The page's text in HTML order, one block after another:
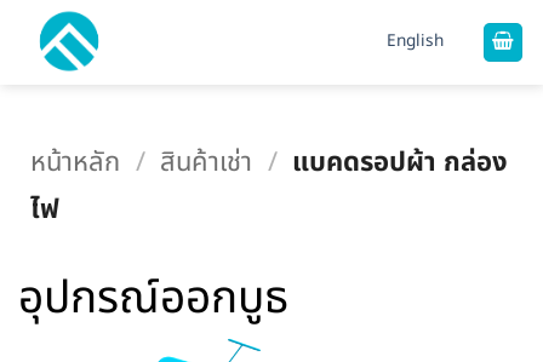
English
หน้าหลัก / สินค้าเช่า / แบคดรอปผ้า กล่อง
ไฟ
อุปกรณ์ออกบูธ